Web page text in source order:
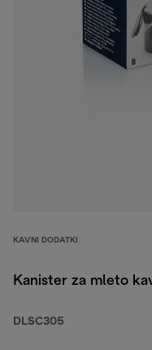
KAVNI DODATKI
Kanister za mleto
DLSC305